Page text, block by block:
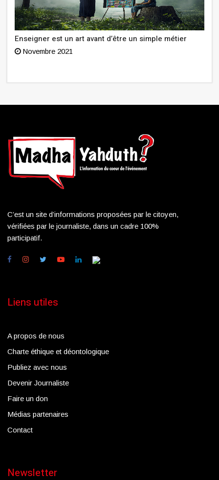
Enseigner est un art avant d’être un simple métier
Novembre 2021
C’est un site d’informations proposées par le citoyen,
vérifiées par le journaliste, dans un cadre 100%
participatif.
Liens utiles
A propos de nous
Charte éthique et déontologique
Publiez avec nous
Devenir Journaliste
Faire un don
Médias partenaires
Contact
Newsletter